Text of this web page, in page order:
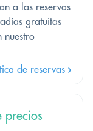
a las reservas
gratuitas
nuestro
de reservas
precios